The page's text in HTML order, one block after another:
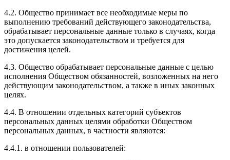
4.2. Общество принимает все необходимые меры по
выполнению требований действующего законодательства,
обрабатывает персональные данные только в случаях, когда
это допускается законодательством и требуется для
достижения целей.
4.3. Общество обрабатывает персональные данные с целью
исполнения Обществом обязанностей, возложенных на него
действующим законодательством, а также в иных законных
целях.
4.4. В отношении отдельных категорий субъектов
персональных данных целями обработки Обществом
персональных данных, в частности являются:
4.4.1. в отношении пользователей: